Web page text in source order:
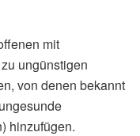
mit
ungünstigen
von denen bekannt
hinzufügen.